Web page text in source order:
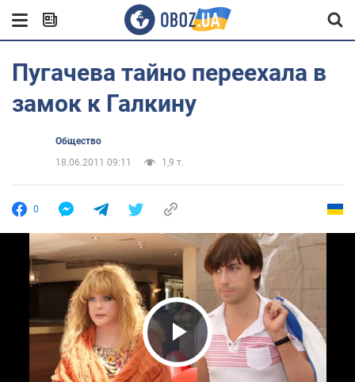
Пугачева тайно переехала в
замок к Галкину
Общество
18.06.2011 09:11
1,9 т.
0
Play Video